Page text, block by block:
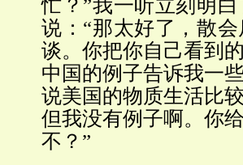
忙？”我一听立刻明
说：“那太好了，散
谈。你把你自己看到
中国的例子告诉我一
说美国的物质生活比
但我没有例子啊。你
不？”